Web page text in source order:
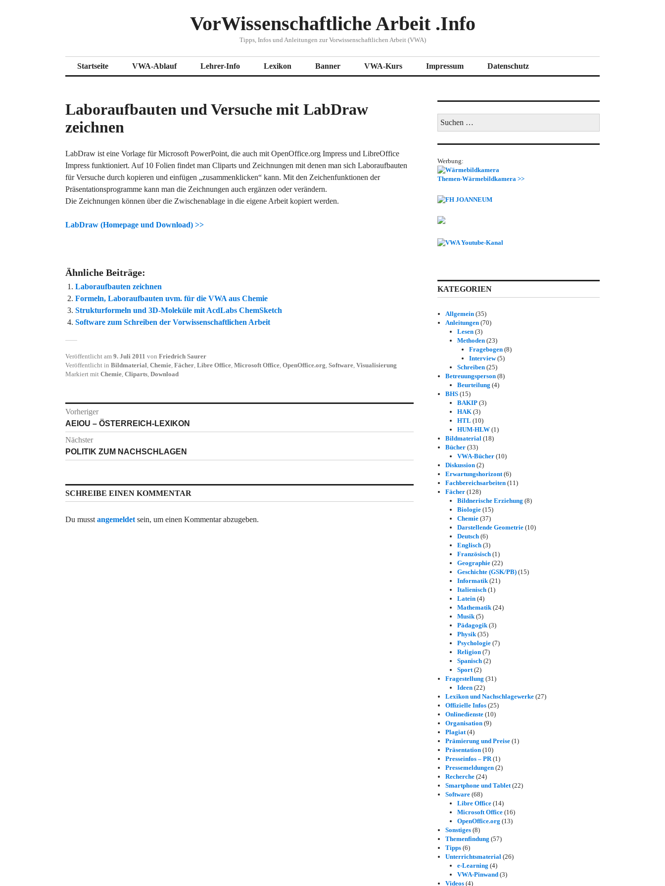
VorWissenschaftliche Arbeit .Info
Tipps, Infos und Anleitungen zur Vorwissenschaftlichen Arbeit (VWA)
Startseite VWA-Ablauf Lehrer-Info Lexikon Banner VWA-Kurs Impressum Datenschutz
Laboraufbauten und Versuche mit LabDraw
zeichnen
LabDraw ist eine Vorlage für Microsoft PowerPoint, die auch mit OpenOffice.org Impress und LibreOffice
Impress funktioniert. Auf 10 Folien findet man Cliparts und Zeichnungen mit denen man sich Laboraufbauten
für Versuche durch kopieren und einfügen „zusammenklicken“ kann. Mit den Zeichenfunktionen der
Präsentationsprogramme kann man die Zeichnungen auch ergänzen oder verändern.
Die Zeichnungen können über die Zwischenablage in die eigene Arbeit kopiert werden.
LabDraw (Homepage und Download) >>
Ähnliche Beiträge:
Laboraufbauten zeichnen
Formeln, Laboraufbauten uvm. für die VWA aus Chemie
Strukturformeln und 3D-Moleküle mit AcdLabs ChemSketch
Software zum Schreiben der Vorwissenschaftlichen Arbeit
Veröffentlicht am 9. Juli 2011 von Friedrich Saurer
Veröffentlicht in Bildmaterial, Chemie, Fächer, Libre Office, Microsoft Office, OpenOffice.org, Software, Visualisierung
Markiert mit Chemie, Cliparts, Download
Beitragsnavigation
Vorheriger
Vorheriger
Beitrag:
AEIOU – ÖSTERREICH-LEXIKON
Nächster
Nächster
Beitrag:
POLITIK ZUM NACHSCHLAGEN
SCHREIBE EINEN KOMMENTAR
Du musst angemeldet sein, um einen Kommentar abzugeben.
nach:
Werbung:
Themen-Wärmebildkamera >>
KATEGORIEN
Allgemein (35)
Anleitungen (70)
Lesen (3)
Methoden (23)
Fragebogen (8)
Interview(5)
Schreiben (25)
Betreuungsperson (8)
Beurteilung (4)
BHS (15)
BAKIP (3)
HAK (3)
HTL (10)
HUM-HLW (1)
Bildmaterial (18)
Bücher (33)
VWA-Bücher (10)
Diskussion (2)
Erwartungshorizont(6)
Fachbereichsarbeiten (11)
Fächer (128)
Bildnerische Erziehung (8)
Biologie (15)
Chemie (37)
Darstellende Geometrie (10)
Deutsch (6)
Englisch (3)
Französisch (1)
Geographie (22)
Geschichte (GSK/PB) (15)
Informatik(21)
Italienisch (1)
Latein (4)
Mathematik(24)
Musik(5)
Pädagogik(3)
Physik(35)
Psychologie (7)
Religion (7)
Spanisch (2)
Sport(2)
Fragestellung (31)
Ideen (22)
Lexikon und Nachschlagewerke (27)
Offizielle Infos (25)
Onlinedienste (10)
Organisation (9)
Plagiat(4)
Prämierung und Preise (1)
Präsentation (10)
Presseinfos – PR(1)
Pressemeldungen (2)
Recherche (24)
Smartphone und Tablet(22)
Software (68)
Libre Office (14)
Microsoft Office (16)
OpenOffice.org (13)
Sonstiges (8)
Themenfindung (57)
Tipps (6)
Unterrichtsmaterial (26)
e-Learning (4)
VWA-Pinwand (3)
Videos (4)